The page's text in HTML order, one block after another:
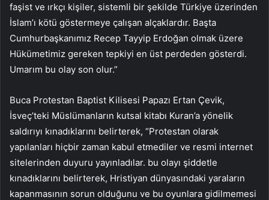
faşist ve ırkçı kişiler, sistemli bir şekilde Türkiye üzerinden
İslam’ı kötü göstermeye çalışan alçaklardır. Başta
Cumhurbaşkanımız Recep Tayyip Erdoğan olmak üzere
Hükümetimiz gereken tepkiyi en üst perdeden gösterdi.
Umarım bu olay son olur.”
Buca Protestan Baptist Kilisesi Papazı Ertan Çevik,
İsveç’teki Müslümanların kutsal kitabı Kuran’a yönelik
saldırıyı kınadıklarını belirterek, “Protestan olarak
yapılanları hiçbir zaman kabul etmediler ve resmi internet
sitelerinden duyuru yayınladılar. bu olayı şiddetle
kınadıklarını belirterek, Hristiyan dünyasındaki yaraların
kapanmasının sorun olduğunu ve bu oyunlara gidilmemesi